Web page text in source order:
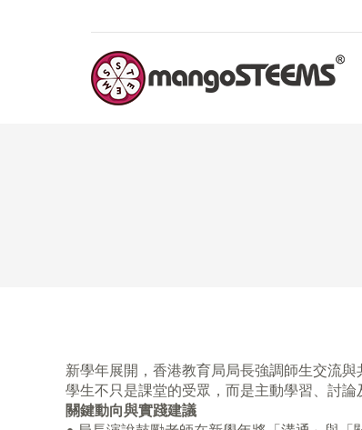
新學年展開，香港教育局局長強調師生交流
學生不只是課堂的受眾，而是主動學習、討
關鍵動向與實踐建議